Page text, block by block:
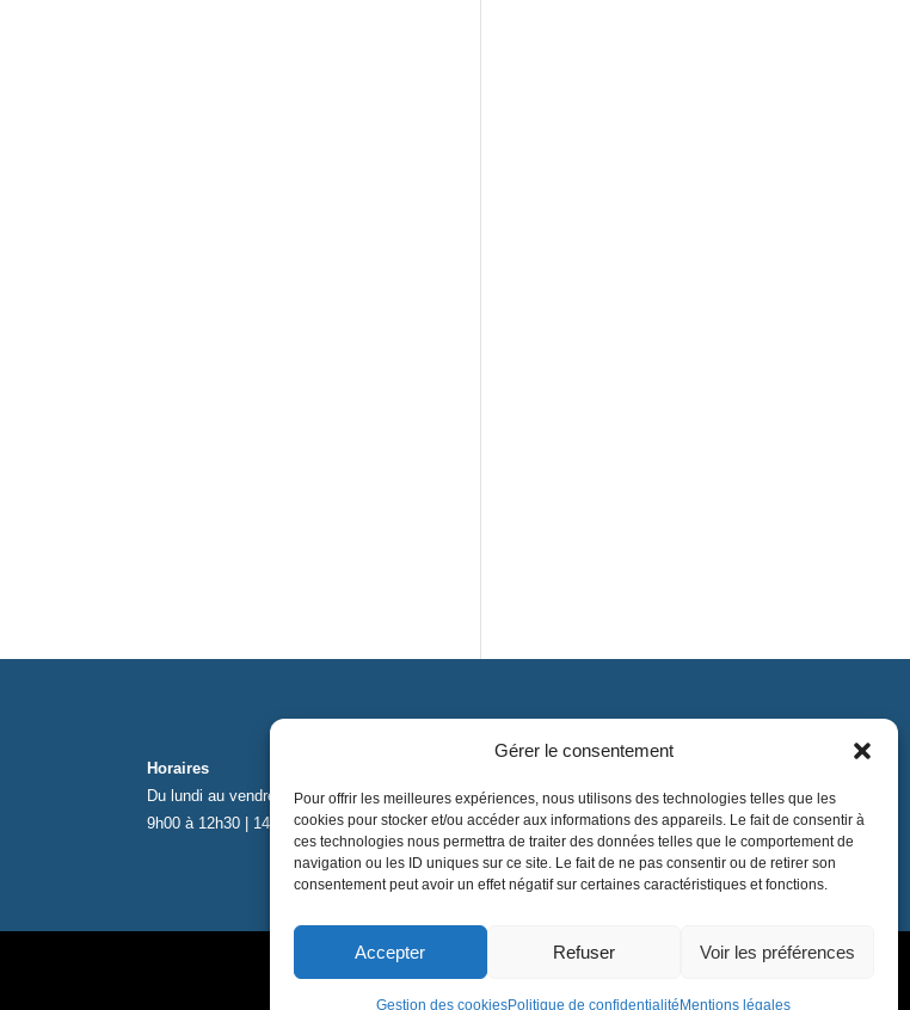
Gérer le consentement
Pour offrir les meilleures expériences, nous utilisons des technologies telles que les
cookies pour stocker et/ou accéder aux informations des appareils. Le fait de consentir à
ces technologies nous permettra de traiter des données telles que le comportement de
navigation ou les ID uniques sur ce site. Le fait de ne pas consentir ou de retirer son
consentement peut avoir un effet négatif sur certaines caractéristiques et fonctions.
Accepter Refuser Voir les préférences
Gestion des cookiesPolitique de confidentialité Mentions légales
Horaires
Du lundi au vendredi
9h00 à 12h30 | 14h00 à 17h00
contact@lnea-audition.com
+33 (0)1 34 67 67 17